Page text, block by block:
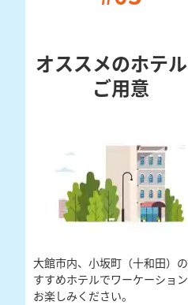
オススメのホテ
ご用意
大館市内、小坂町（十和田）
すすめホテルでワーケーショ
お楽しみください。